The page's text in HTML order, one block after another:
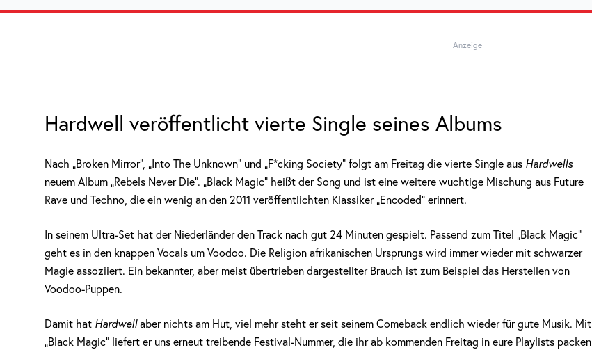
Anzeige
Hardwell veröffentlicht vierte Single seines Albums
Nach „Broken Mirror“, „Into The Unknown“ und „F*cking Society“ folgt am Freitag die vierte Single aus Hardwells
neuem Album „Rebels Never Die“. „Black Magic“ heißt der Song und ist eine weitere wuchtige Mischung aus Future
Rave und Techno, die ein wenig an den 2011 veröffentlichten Klassiker „Encoded“ erinnert.
In seinem Ultra-Set hat der Niederländer den Track nach gut 24 Minuten gespielt. Passend zum Titel „Black Magic“
geht es in den knappen Vocals um Voodoo. Die Religion afrikanischen Ursprungs wird immer wieder mit schwarzer
Magie assoziiert. Ein bekannter, aber meist übertrieben dargestellter Brauch ist zum Beispiel das Herstellen von
Voodoo-Puppen.
Damit hat Hardwellaber nichts am Hut, viel mehr steht er seit seinem Comeback endlich wieder für gute Musik. Mit
„Black Magic“ liefert er uns erneut treibende Festival-Nummer, die ihr ab kommenden Freitag in eure Playlists packen